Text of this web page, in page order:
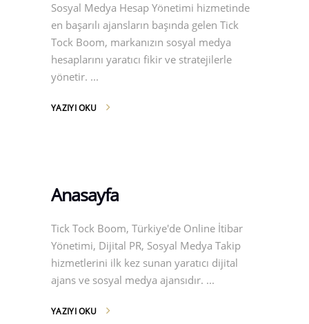
Sosyal Medya Hesap Yönetimi hizmetinde
en başarılı ajansların başında gelen Tick
Tock Boom, markanızın sosyal medya
hesaplarını yaratıcı fikir ve stratejilerle
yönetir.
YAZIYI OKU
Anasayfa
Tick Tock Boom, Türkiye'de Online İtibar
Yönetimi, Dijital PR, Sosyal Medya Takip
hizmetlerini ilk kez sunan yaratıcı dijital
ajans ve sosyal medya ajansıdır.
YAZIYI OKU